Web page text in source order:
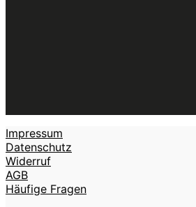
Impressum
Datenschutz
Widerruf
AGB
Häufige Fragen